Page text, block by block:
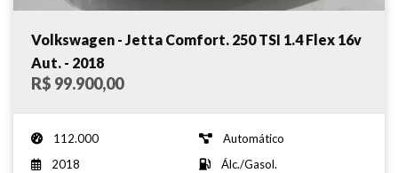
Volkswagen - Jetta Comfort. 250 TSI 1.4 Flex 16v
Aut. - 2018
R$ 99.900,00
112.000
Automático
2018
Álc./Gasol.